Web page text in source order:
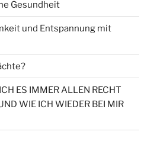
Gesundheit
und Entspannung mit
ES IMMER ALLEN RECHT
WIE ICH WIEDER BEI MIR